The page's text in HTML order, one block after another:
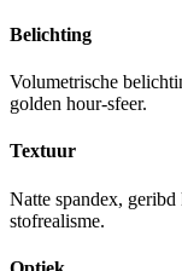
Belichting
Volumetrische
golden hour-sfeer.
Textuur
Natte spandex,
stofrealisme.